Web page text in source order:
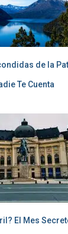
de la
Te Cuenta
El Mes